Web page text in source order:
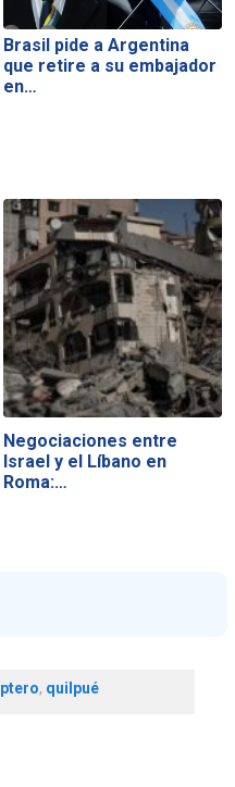
Brasil pide a Argentina
que retire a su embajador
en…
Negociaciones entre
Israel y el Líbano en
Roma:…
, quilpué